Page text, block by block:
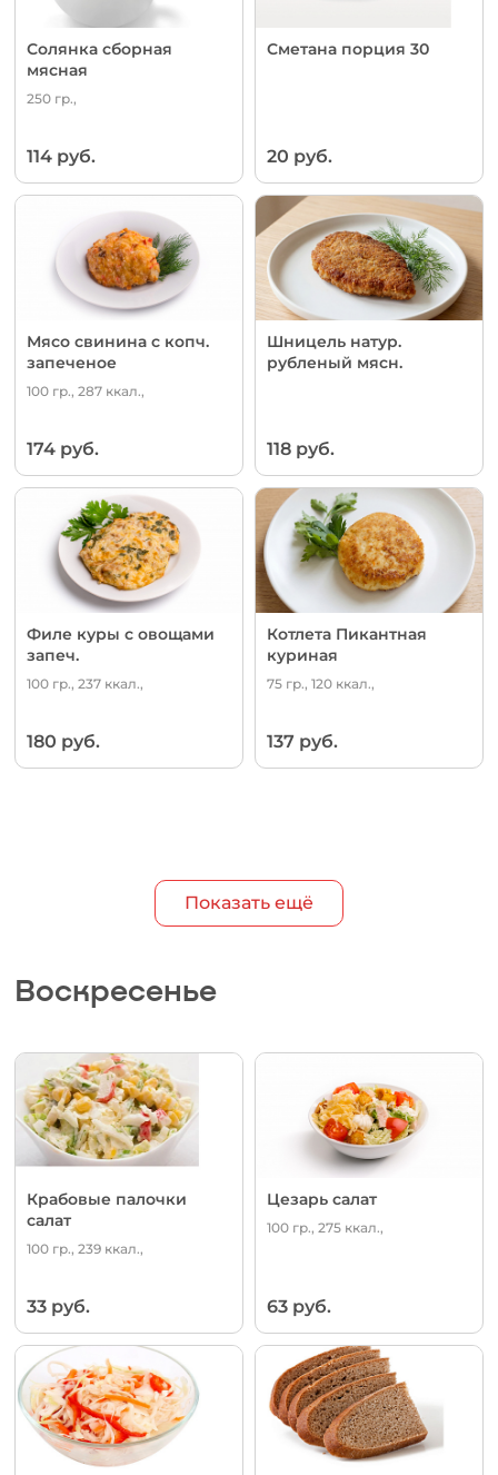
Солянка сборная
мясная
250 гр.,
114 руб.
Сметана порция 30
20 руб.
Мясо свинина с копч.
запеченое
100 гр., 287 ккал.,
174 руб.
Шницель натур.
рубленый мясн.
118 руб.
Филе куры с овощами
запеч.
100 гр., 237 ккал.,
180 руб.
Котлета Пикантная
куриная
75 гр., 120 ккал.,
137 руб.
Показать ещё
Воскресенье
Крабовые палочки
салат
100 гр., 239 ккал.,
33 руб.
Цезарь салат
100 гр., 275 ккал.,
63 руб.